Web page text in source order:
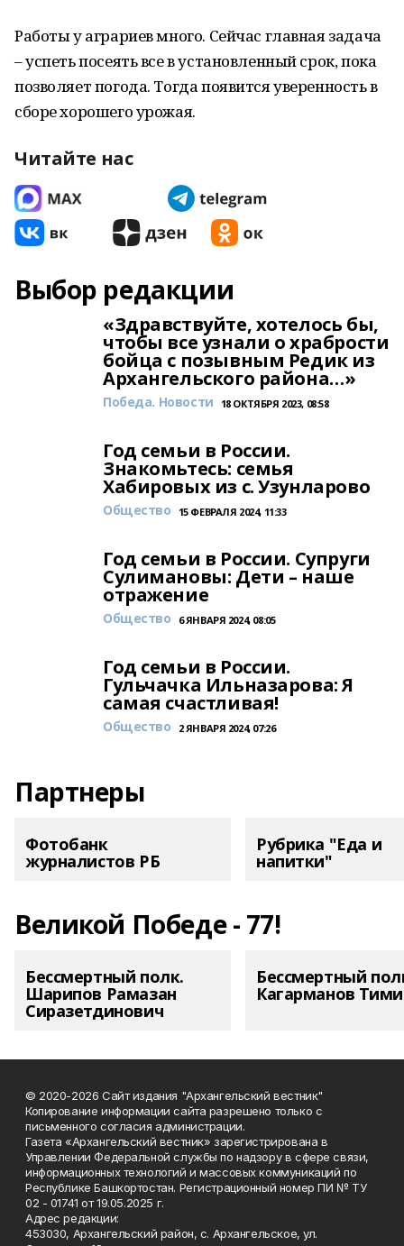
Работы у аграриев много. Сейчас главная задача
– успеть посеять все в установленный срок, пока
позволяет погода. Тогда появится уверенность в
сборе хорошего урожая.
Читайте нас
Выбор редакции
«Здравствуйте, хотелось бы,
чтобы все узнали о храбрости
бойца с позывным Редик из
Архангельского района…»
Победа. Новости 18 ОКТЯБРЯ 2023, 08:58
Год семьи в России.
Знакомьтесь: семья
Хабировых из с. Узунларово
Общество 15 ФЕВРАЛЯ 2024, 11:33
Год семьи в России. Супруги
Сулимановы: Дети – наше
отражение
Общество 6 ЯНВАРЯ 2024, 08:05
Год семьи в России.
Гульчачка Ильназарова: Я
самая счастливая!
Общество 2 ЯНВАРЯ 2024, 07:26
Партнеры
Фотобанк
журналистов РБ
Рубрика "Еда и
напитки"
Великой Победе - 77!
Бессмертный полк.
Шарипов Рамазан
Сиразетдинович
Бессмертный
Кагарманов
© 2020-2026 Сайт издания "Архангельский вестник"
Копирование информации сайта разрешено только с
письменного согласия администрации.
Газета «Архангельский вестник» зарегистрирована в
Управлении Федеральной службы по надзору в сфере связи,
информационных технологий и массовых коммуникаций по
Республике Башкортостан. Регистрационный номер ПИ № ТУ
02 - 01741 от 19.05.2025 г.
Адрес редакции:
453030, Архангельский район, с. Архангельское, ул.